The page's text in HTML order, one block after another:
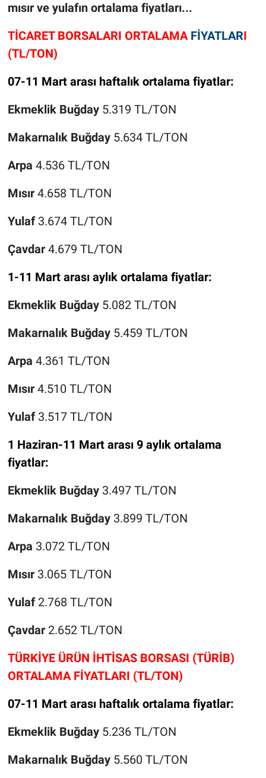
mısır ve yulafın ortalama fiyatları...
TİCARET BORSALARI ORTALAMA FİYATLARI
(TL/TON)
07-11 Mart arası haftalık ortalama fiyatlar:
Ekmeklik Buğday5.319 TL/TON
Makarnalık Buğday 5.634 TL/TON
Arpa 4.536 TL/TON
Mısır4.658 TL/TON
Yulaf 3.674 TL/TON
Çavdar 4.679 TL/TON
1-11 Mart arası aylık ortalama fiyatlar:
Ekmeklik Buğday5.082 TL/TON
Makarnalık Buğday5.459 TL/TON
Arpa 4.361 TL/TON
Mısır 4.510 TL/TON
Yulaf 3.517 TL/TON
1 Haziran-11 Mart arası 9 aylık ortalama
fiyatlar:
Ekmeklik Buğday3.497 TL/TON
Makarnalık Buğday 3.899 TL/TON
Arpa 3.072 TL/TON
Mısır 3.065 TL/TON
Yulaf 2.768 TL/TON
Çavdar2.652 TL/TON
TÜRKİYE ÜRÜN İHTİSAS BORSASI (TÜRİB)
ORTALAMA FİYATLARI (TL/TON)
07-11 Mart arası haftalık ortalama fiyatlar:
Ekmeklik Buğday5.236 TL/TON
Makarnalık Buğday 5.560 TL/TON